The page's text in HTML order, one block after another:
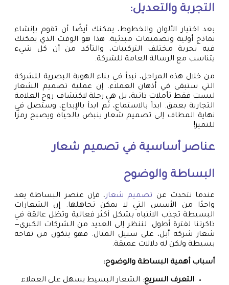
التجربة والتعديل:
بعد اختيار الألوان والخطوط، يمكنك أيضًا أن تقوم بإنشاء
نماذج أولية وتصميمات مبدئية. هذا هو الوقت الذي يمكنك
فيه تجربة مختلف التركيبات، والتأكد من أن كل شيء
يتناسب مع الرسالة العامة للشركة.
من خلال هذه المراحل، نبدأ في بناء الهوية البصرية للشركة
التي ستبقى في أذهان العملاء. إن عملية تصميم الشعار
ليست فقط تأملات ذاتية، بل هي رحلة لاكتشاف روح العلامة
التجارية بعمق. ابدأ بالاستماع، ثم ابدأ بالإبداع، وستصل في
نهاية المطاف إلى تصميم شعار ينبض بالحياة ويصبح رمزًا
للتميز!
عناصر أساسية في تصميم شعار
البساطة والوضوح
عندما نتحدث عن تصميم شعار، فإن عنصر البساطة يعد
واحدًا من الأسس التي لا يمكن تجاهلها. إن الشعارات
البسيطة تجذب الانتباه بشكل أكثر فعالية وتظل عالقة في
ذاكرتنا لفترة أطول. لننظر إلى العديد من الشركات الكبرى—
شعار شركة أبل، على سبيل المثال. فهو يتكون من تفاحة
بسيطة ولكن له دلالات عميقة.
أسباب أهمية البساطة والوضوح:
التعرف السريع: الشعار البسيط يسهل على العملاء